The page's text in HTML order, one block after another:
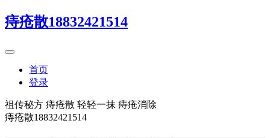
痔疮散18832421514
首页
登录
祖传秘方 痔疮散 轻轻一抹 痔疮消除
痔疮散18832421514